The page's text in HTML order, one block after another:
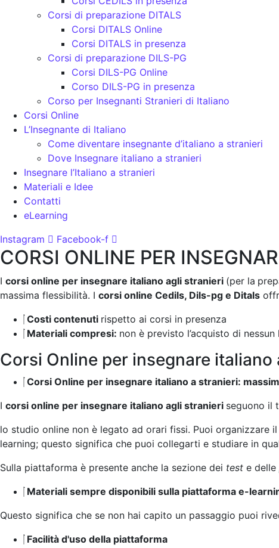
Corsi di preparazione DITALS
Corsi DITALS Online
Corsi DITALS in presenza
Corsi di preparazione DILS-PG
Corsi DILS-PG Online
Corso DILS-PG in presenza
Corso per Insegnanti Stranieri di Italiano
Corsi Online
L’Insegnante di Italiano
Come diventare insegnante d’italiano a stranieri
Dove Insegnare italiano a stranieri
Insegnare l’Italiano a stranieri
Materiali e Idee
Contatti
eLearning
Instagram
Facebook-f
CORSI ONLINE PER
In modernen digitalen Umgebungen spielt langfristige
I corsi online per insegnare italiano agli stranieri (per la
massima flessibilità. I corsi online Cedils, Dils-pg e Ditals
Costi contenuti rispetto ai corsi in presenza
Materiali compresi: non è previsto l’acquisto di
Corsi Online per insegnare italiano
Corsi Online per insegnare italiano a stranieri:
I corsi online per insegnare italiano agli stranieri seguono il
lo studio online non è legato ad orari fissi. Puoi organizzare
learning; questo significa che puoi collegarti e studiare in
Sulla piattaforma è presente anche la sezione dei test e delle
Materiali sempre disponibili sulla piattaforma e-
Questo significa che se non hai capito un passaggio puoi
Facilità d'uso della piattaforma